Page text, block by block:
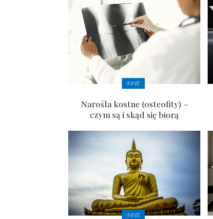
INNE
Narośla kostne (osteofity) –
czym są i skąd się biorą
INNE